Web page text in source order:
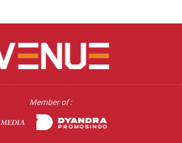
Member of :